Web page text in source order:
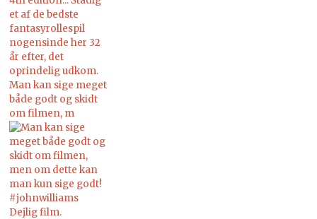
Man kan sige meget
både godt og skidt
om filmen, m
Dejlig film.